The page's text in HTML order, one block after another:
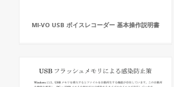
MI-VO USB ボイスレコーダー 基本操作説明書